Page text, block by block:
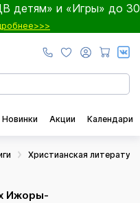
детям» и «Игры» до 30
Новинки Акции Календари
Христианская литература
Ижоры-